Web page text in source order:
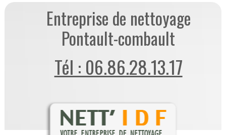
Entreprise de nettoyage
Pontault-combault
Tél : 06.86.28.13.17